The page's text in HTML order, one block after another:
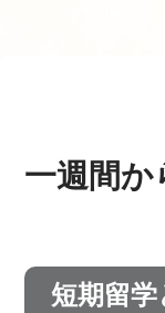
一週間か
短期留学